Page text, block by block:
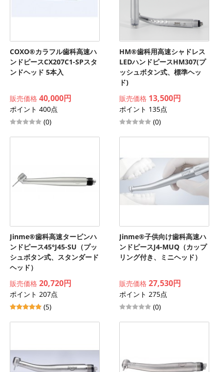
COXO®カラフル歯科高速ハ
ンドピースCX207C1-SPスタ
ンドヘッド 5本入
販売価格 40,000円
ポイント 400点
(0)
HM®歯科用高速シャドレス
LEDハンドピースHM307(プ
ッシュボタン式、標準ヘッ
ド)
販売価格 13,500円
ポイント 135点
(0)
Jinme®歯科高速タービンハ
ンドピース45°J45-SU（プッ
シュボタン式、スタンダード
ヘッド）
販売価格 20,720円
ポイント 207点
(5)
Jinme®子供向け歯科高速ハ
ンドピースJ4-MUQ（カップ
リング付き、ミニヘッド）
販売価格 27,530円
ポイント 275点
(0)